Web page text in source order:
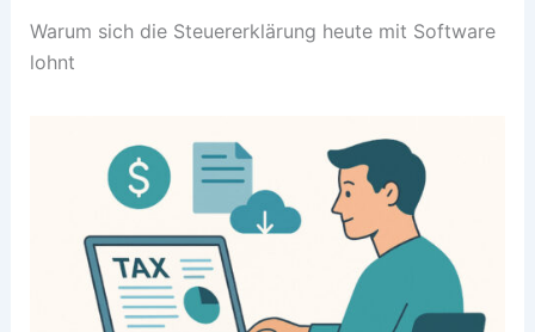
Warum sich die Steuererklärung heute mit Software
lohnt